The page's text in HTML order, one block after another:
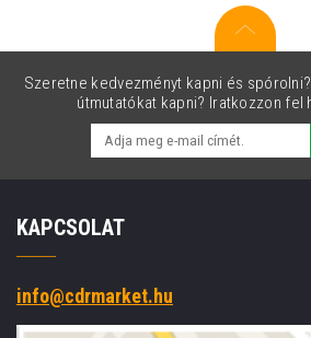
Szeretne kedvezményt kapni és
útmutatókat kapni? Iratkozzon fel
KAPCSOLAT
info@cdrmarket.hu